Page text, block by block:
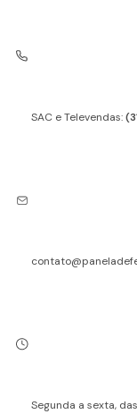
SAC e Televendas:
Segunda a sexta,